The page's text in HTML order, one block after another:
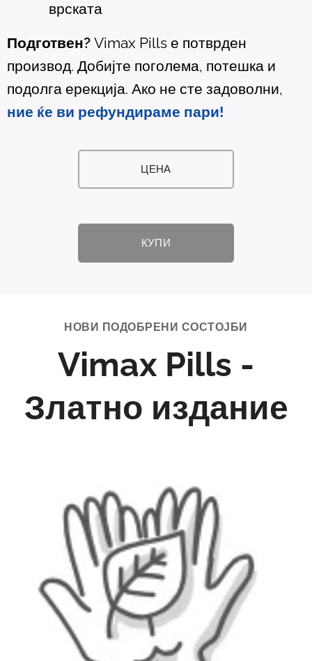
врската
Подготвен? Vimax Pills е потврден
производ. Добијте поголема, потешка и
подолга ерекција. Ако не сте задоволни,
ние ќе ви рефундираме пари!
ЦЕНА
КУПИ
НОВИ ПОДОБРЕНИ СОСТОЈБИ
Vimax Pills -
Златно издание